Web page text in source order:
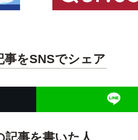
事をSNSでシェア
記事を書いた人